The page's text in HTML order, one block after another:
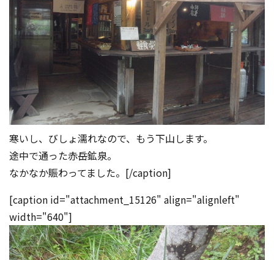
寒いし、びしょ濡れなので、もう下山します。
途中で通った赤岳鉱泉。
なかなか賑わってました。[/caption]
[caption id="attachment_15126" align="alignleft"
width="640"]